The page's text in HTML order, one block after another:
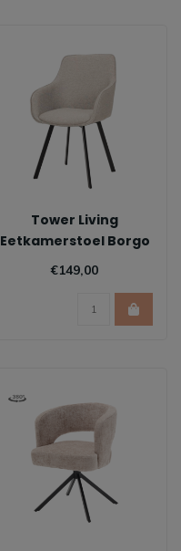
Tower Living
Eetkamerstoel Borgo
Met armleuning
€149,00